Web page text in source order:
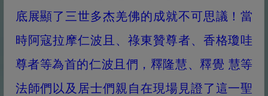
底展顯了三世多杰羌佛的成就不可思議！當
時阿寇拉摩仁波且、祿東贊尊者、香格瓊哇
尊者等為首的仁波且們，釋隆慧、釋覺 慧等
法師們以及居士們親自在現場見證了這一聖